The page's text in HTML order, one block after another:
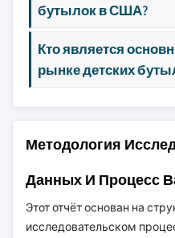
бутылок в США?
Кто является
рынке детских
Методология
Данных И Процесс
Этот отчёт основан на
исследовательском